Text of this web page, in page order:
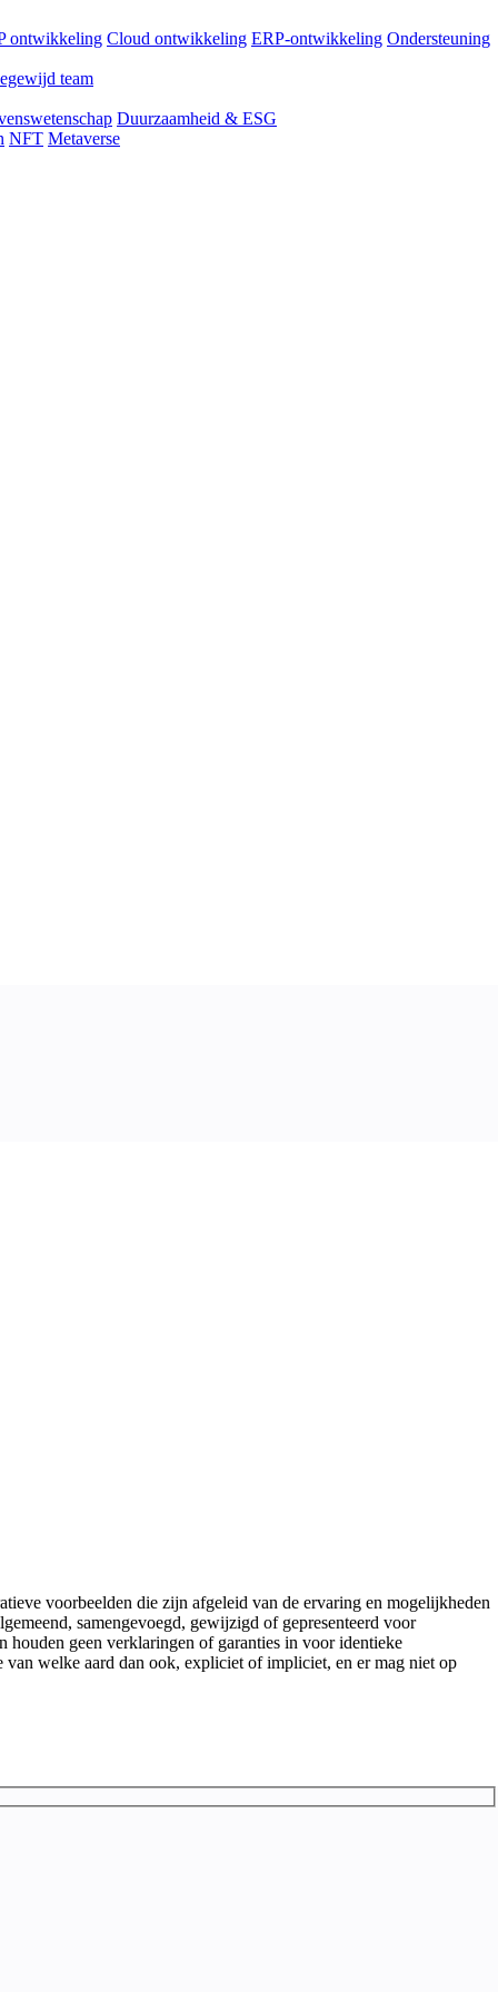
ontwikkeling Cloud ontwikkeling ERP-ontwikkeling Ondersteuning
team
Duurzaamheid & ESG
NFT Metaverse
voorbeelden die zijn afgeleid van de ervaring en mogelijkheden
samengevoegd, gewijzigd of gepresenteerd voor
geen verklaringen of garanties in voor identieke
welke aard dan ook, expliciet of impliciet, en er mag niet op